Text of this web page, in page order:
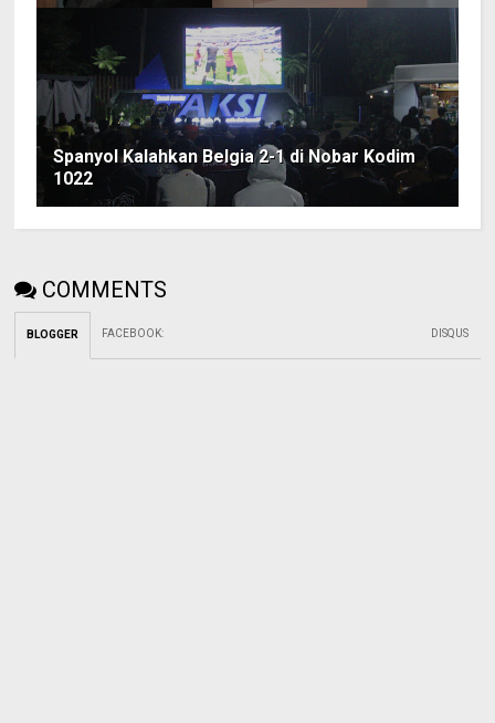
Spanyol Kalahkan Belgia 2-1 di Nobar Kodim
1022
COMMENTS
BLOGGER FACEBOOK: DISQUS